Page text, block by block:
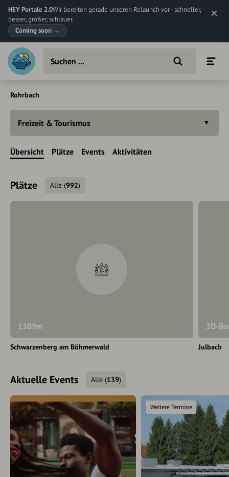
HEY Portale 2.0Wir bereiten gerade unseren Relaunch vor - schneller,
besser, größer, schlauer.
Coming soon →
Rohrbach
Freizeit & Tourismus
Übersicht Plätze Events Aktivitäten
Plätze Alle (992)
1109m
Schwarzenberg am Böhmerwald
3D-
Julbach
Aktuelle Events Alle (139)
Weitere Termine